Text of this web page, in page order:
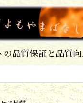
の品質保証と品質向